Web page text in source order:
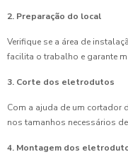
2. Preparação do local
Verifique se a área de
facilita o trabalho e garante
3. Corte dos eletrodutos
Com a ajuda de um cortador
nos tamanhos necessários
4. Montagem dos